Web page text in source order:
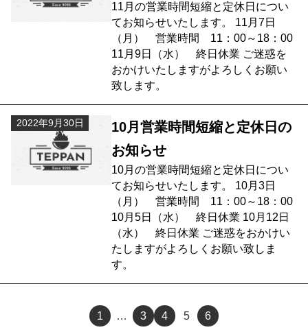
11月の営業時間短縮と定休日につい
てお知らせいたします。 11月7日
（月） 営業時間 11：00～18：00
11月9日（水） 終日休業 ご迷惑を
おかけいたしますがよろしくお願い
致します。
2022年9月30日
10月営業時間短縮と定休日の
お知らせ
10月の営業時間短縮と定休日につい
てお知らせいたします。 10月3日
（月） 営業時間 11：00～18：00
10月5日（水） 終日休業 10月12日
（水） 終日休業 ご迷惑をおかけい
たしますがよろしくお願い致しま
す。
1 … 3 4 5 6